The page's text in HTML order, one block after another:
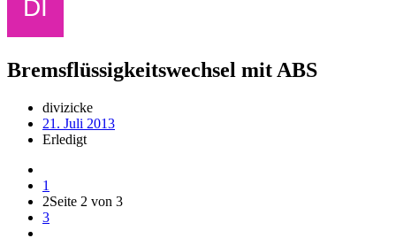
Bremsflüssigkeitswechsel mit ABS
divizicke
21. Juli 2013
Erledigt
1
2Seite 2 von 3
3